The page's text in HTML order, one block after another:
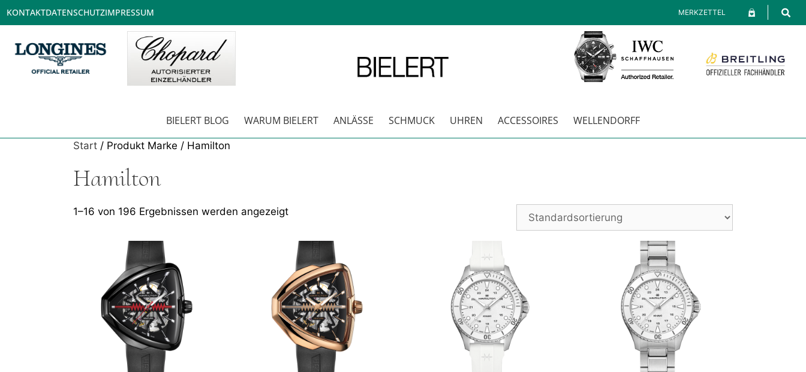
KONTAKTDATENSCHUTZIMPRESSUM MERKZETTEL
BIELERT BLOG WARUM BIELERT ANLÄSSE SCHMUCK UHREN ACCESSOIRES WELLENDORFF
Start / Produkt Marke / Hamilton
Hamilton
1–16 von 196 Ergebnissen werden angezeigt